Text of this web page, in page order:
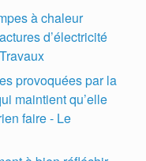
à chaleur
d’électricité
provoquées par la
maintient qu’elle
faire - Le